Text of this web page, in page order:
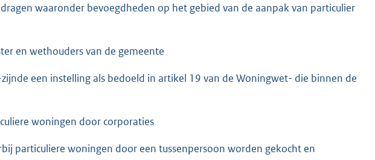
waaronder bevoegdheden op het gebied van de aanpak van particulier
en wethouders van de gemeente
een instelling als bedoeld in artikel 19 van de Woningwet- die binnen de
woningen door corporaties
particuliere woningen door een tussenpersoon worden gekocht en